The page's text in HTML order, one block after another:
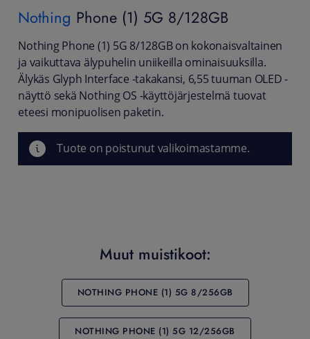
Nothing Phone (1) 5G 8/128GB
Nothing Phone (1) 5G 8/128GB on kokonaisvaltainen
ja vaikuttava älypuhelin uniikeilla ominaisuuksilla.
Älykäs Glyph Interface -takakansi, 6,55 tuuman OLED -
näyttö sekä Nothing OS -käyttöjärjestelmä tuovat
eteesi monipuolisen paketin.
Tuote on poistunut valikoimastamme.
Muut muistikoot:
NOTHING PHONE (1) 5G 8/256GB
NOTHING PHONE (1) 5G 12/256GB